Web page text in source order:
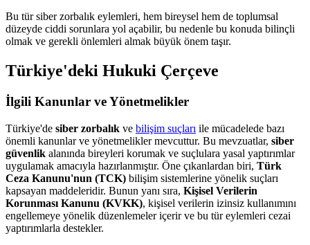
Bu tür siber zorbalık eylemleri, hem bireysel hem de toplumsal
düzeyde ciddi sorunlara yol açabilir, bu nedenle bu konuda bilinçli
olmak ve gerekli önlemleri almak büyük önem taşır.
Türkiye'deki Hukuki Çerçeve
İlgili Kanunlar ve Yönetmelikler
Türkiye'de siber zorbalık ve bilişim suçları ile mücadelede bazı
önemli kanunlar ve yönetmelikler mevcuttur. Bu mevzuatlar, siber
güvenlik alanında bireyleri korumak ve suçlulara yasal yaptırımlar
uygulamak amacıyla hazırlanmıştır. Öne çıkanlardan biri, Türk
Ceza Kanunu'nun (TCK) bilişim sistemlerine yönelik suçları
kapsayan maddeleridir. Bunun yanı sıra, Kişisel Verilerin
Korunması Kanunu (KVKK), kişisel verilerin izinsiz kullanımını
engellemeye yönelik düzenlemeler içerir ve bu tür eylemleri cezai
yaptırımlarla destekler.